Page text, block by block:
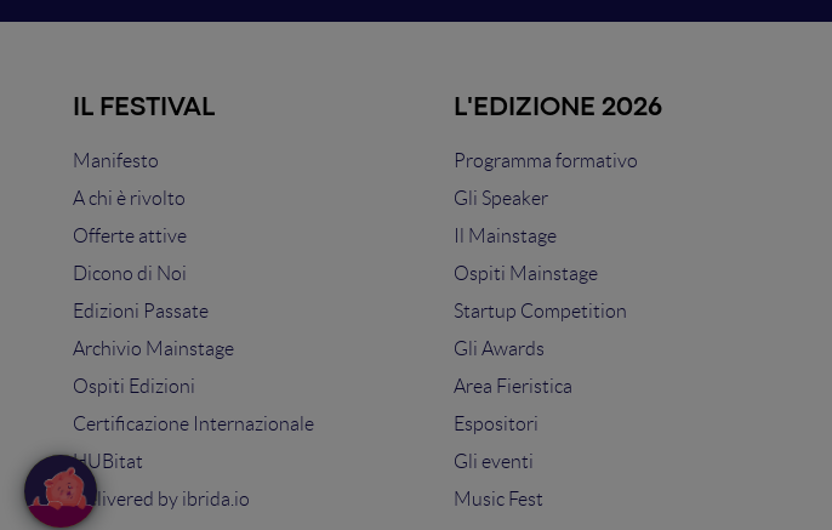
IL FESTIVAL
Manifesto
A chi è rivolto
Offerte attive
Dicono di Noi
Edizioni Passate
Archivio Mainstage
Ospiti Edizioni
Certificazione Internazionale
HUBitat
Delivered by ibrida.io
L'EDIZIONE 2026
Programma formativo
Gli Speaker
Il Mainstage
Ospiti Mainstage
Startup Competition
Gli Awards
Area Fieristica
Espositori
Gli eventi
Music Fest